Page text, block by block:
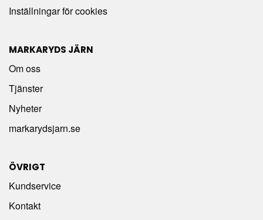
Inställningar för cookies
MARKARYDS JÄRN
Om oss
Tjänster
Nyheter
markarydsjarn.se
ÖVRIGT
Kundservice
Kontakt